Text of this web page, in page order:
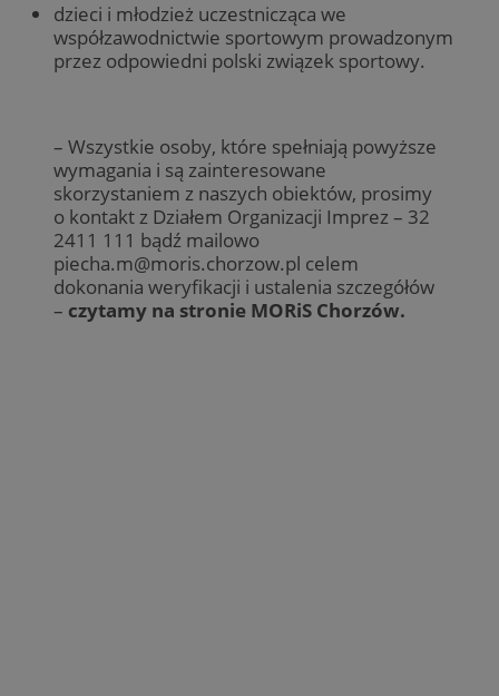
dzieci i młodzież uczestnicząca we
współzawodnictwie sportowym prowadzonym
przez odpowiedni polski związek sportowy.
– Wszystkie osoby, które spełniają powyższe
wymagania i są zainteresowane
skorzystaniem z naszych obiektów, prosimy
o kontakt z Działem Organizacji Imprez – 32
2411 111 bądź mailowo
piecha.m@moris.chorzow.pl celem
dokonania weryfikacji i ustalenia szczegółów
– czytamy na stronie MORiS Chorzów.